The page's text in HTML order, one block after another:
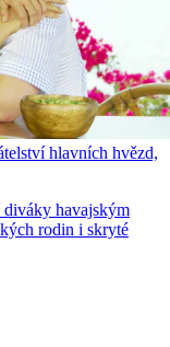
hlavních hvězd,
diváky havajským
rodin i skryté